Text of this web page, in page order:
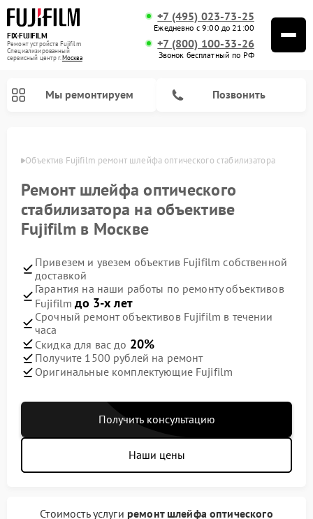
FIX-FUJIFILM
Ремонт устройств Fujifilm
Специализированный
cервисный центр г.Москва
+7 (495) 023-73-25
Ежедневно с 9:00 до 21:00
+7 (800) 100-33-26
Звонок бесплатный по РФ
Мы ремонтируем Позвонить
Объектив Fujifilm ремонт шлейфа оптического стабилизатора
Ремонт шлейфа оптического
стабилизатора на объективе
Fujifilm в Москве
Привезем и увезем объектив Fujifilm собственной
доставкой
Гарантия на наши работы по ремонту объективов
Fujifilmдо 3-х лет
Срочный ремонт объективов Fujifilm в течении
часа
Скидка для вас до 20%
Получите 1500 рублей на ремонт
Оригинальные комплектующие Fujifilm
Получить консультацию
Наши цены
Стоимость услуги ремонт шлейфа оптического